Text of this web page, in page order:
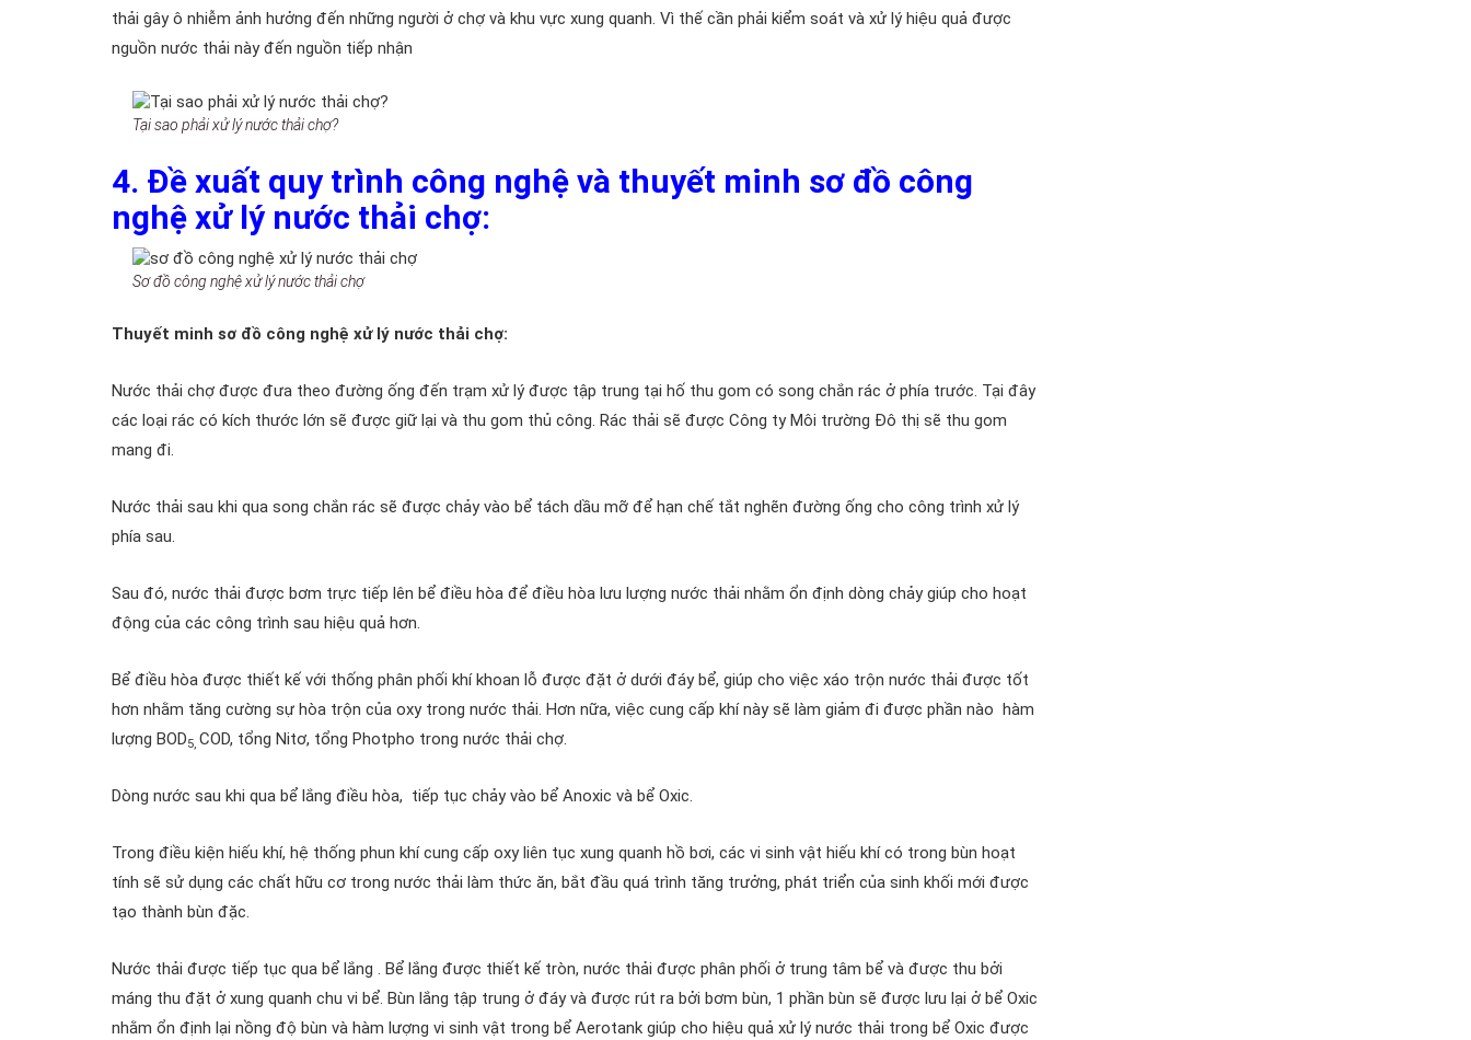
thải gây ô nhiễm ảnh hưởng đến những người ở chợ và khu vực xung quanh. Vì thế cần phải kiểm soát và xử lý hiệu quả được
nguồn nước thải này đến nguồn tiếp nhận
Tại sao phải xử lý nước thải chợ?
4. Đề xuất quy trình công nghệ và thuyết minh sơ đồ công
nghệ xử lý nước thải chợ:
Sơ đồ công nghệ xử lý nước thải chợ
Thuyết minh sơ đồ công nghệ xử lý nước thải chợ:
Nước thải chợ được đưa theo đường ống đến trạm xử lý được tập trung tại hố thu gom có song chắn rác ở phía trước. Tại đây
các loại rác có kích thước lớn sẽ được giữ lại và thu gom thủ công. Rác thải sẽ được Công ty Môi trường Đô thị sẽ thu gom
mang đi.
Nước thải sau khi qua song chắn rác sẽ được chảy vào bể tách dầu mỡ để hạn chế tắt nghẽn đường ống cho công trình xử lý
phía sau.
Sau đó, nước thải được bơm trực tiếp lên bể điều hòa để điều hòa lưu lượng nước thải nhằm ổn định dòng chảy giúp cho hoạt
động của các công trình sau hiệu quả hơn.
Bể điều hòa được thiết kế với thống phân phối khí khoan lỗ được đặt ở dưới đáy bể, giúp cho việc xáo trộn nước thải được tốt
hơn nhằm tăng cường sự hòa trộn của oxy trong nước thải. Hơn nữa, việc cung cấp khí này sẽ làm giảm đi được phần nào hàm
lượng BOD5, COD, tổng Nitơ, tổng Photpho trong nước thải chợ.
Dòng nước sau khi qua bể lắng điều hòa, tiếp tục chảy vào bể Anoxic và bể Oxic.
Trong điều kiện hiếu khí, hệ thống phun khí cung cấp oxy liên tục xung quanh hồ bơi, các vi sinh vật hiếu khí có trong bùn hoạt
tính sẽ sử dụng các chất hữu cơ trong nước thải làm thức ăn, bắt đầu quá trình tăng trưởng, phát triển của sinh khối mới được
tạo thành bùn đặc.
Nước thải được tiếp tục qua bể lắng . Bể lắng được thiết kế tròn, nước thải được phân phối ở trung tâm bể và được thu bởi
máng thu đặt ở xung quanh chu vi bể. Bùn lắng tập trung ở đáy và được rút ra bởi bơm bùn, 1 phần bùn sẽ được lưu lại ở bể Oxic
nhằm ổn định lại nồng độ bùn và hàm lượng vi sinh vật trong bể Aerotank giúp cho hiệu quả xử lý nước thải trong bể Oxic được